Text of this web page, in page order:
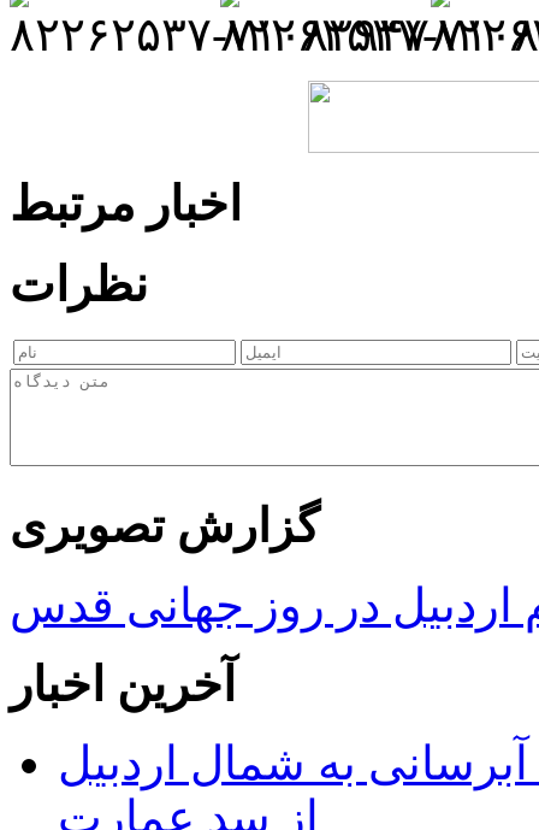
اخبار مرتبط
نظرات
گزارش تصویری
در روز جهانی قدس
آخرین اخبار
ماده ۲۳ طرح آبرسانی به شمال اردبیل
از سد عمارت